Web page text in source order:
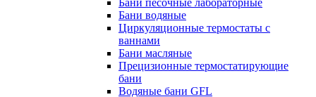
Бани водяные
Циркуляционные термостаты с
ваннами
Бани масляные
Прецизионные термостатирующие
бани
Водяные бани GFL